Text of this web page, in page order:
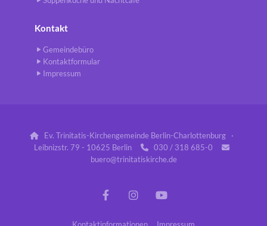
Kontakt
Gemeindebüro
Kontaktformular
Impressum

Ev. Trinitatis-Kirchengemeinde Berlin-Charlottenburg ·
Leibnizstr. 79 - 10625 Berlin
 030 / 318 685-0 
buero@trinitatiskirche.de